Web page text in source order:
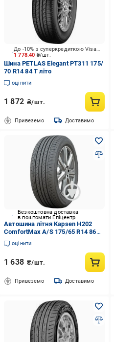
1 778.40 ₴/шт.
До -10% з суперкредиткою Visa Вигода
Шина PETLAS Elegant PT311 175/
70 R14 84 T літо
оцінити
1 872 ₴/шт.
Привеземо Доставимо
Безкоштовна доставка
в поштомати Епіцентр
Автошина літня Kapsen H202
ComfortMax A/S 175/65 R14 86T
XL
оцінити
1 638 ₴/шт.
Привеземо Доставимо